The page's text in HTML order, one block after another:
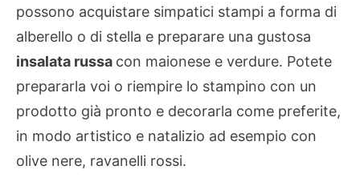
possono acquistare simpatici stampi a forma di
alberello o di stella e preparare una gustosa
insalata russa con maionese e verdure. Potete
prepararla voi o riempire lo stampino con un
prodotto già pronto e decorarla come preferite,
in modo artistico e natalizio ad esempio con
olive nere, ravanelli rossi.